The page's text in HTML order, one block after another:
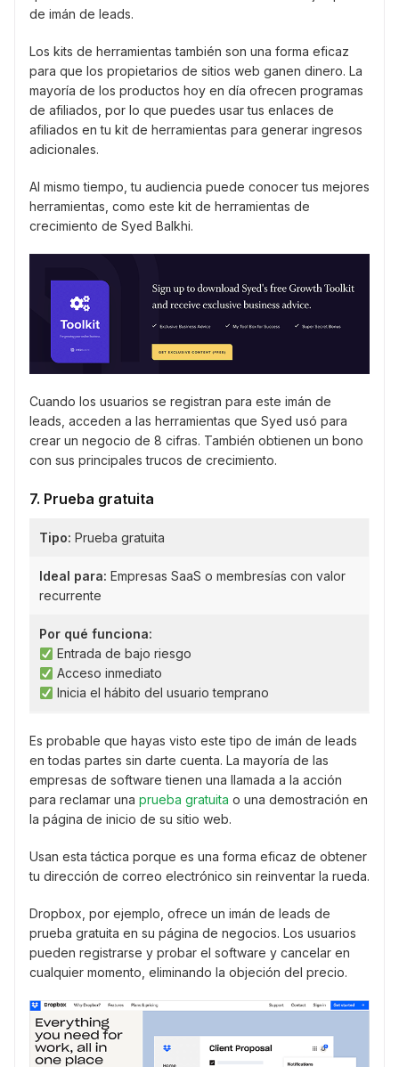
de imán de leads.
Los kits de herramientas también son una forma eficaz
para que los propietarios de sitios web ganen dinero. La
mayoría de los productos hoy en día ofrecen programas
de afiliados, por lo que puedes usar tus enlaces de
afiliados en tu kit de herramientas para generar ingresos
adicionales.
Al mismo tiempo, tu audiencia puede conocer tus mejores
herramientas, como este kit de herramientas de
crecimiento de Syed Balkhi.
Cuando los usuarios se registran para este imán de
leads, acceden a las herramientas que Syed usó para
crear un negocio de 8 cifras. También obtienen un bono
con sus principales trucos de crecimiento.
7. Prueba gratuita
Tipo: Prueba gratuita
Ideal para: Empresas SaaS o membresías con valor
recurrente
Por qué funciona:
Entrada de bajo riesgo
Acceso inmediato
Inicia el hábito del usuario temprano
Es probable que hayas visto este tipo de imán de leads
en todas partes sin darte cuenta. La mayoría de las
empresas de software tienen una llamada a la acción
para reclamar una prueba gratuita o una demostración en
la página de inicio de su sitio web.
Usan esta táctica porque es una forma eficaz de obtener
tu dirección de correo electrónico sin reinventar la rueda.
Dropbox, por ejemplo, ofrece un imán de leads de
prueba gratuita en su página de negocios. Los usuarios
pueden registrarse y probar el software y cancelar en
cualquier momento, eliminando la objeción del precio.